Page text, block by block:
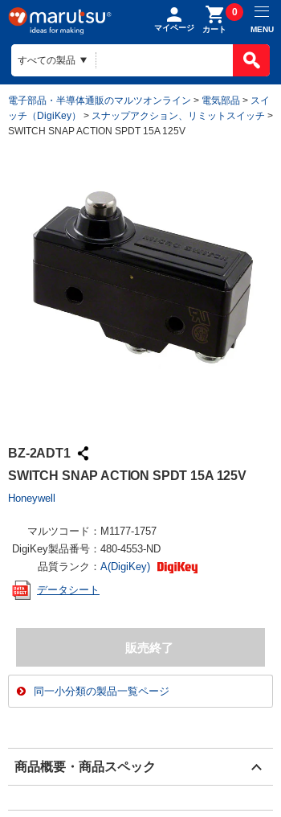
マイページ カート
0
MENU
電子部品・半導体通販のマルツオンライン > 電気部品 > スイ
ッチ（DigiKey）
> スナップアクション、リミットスイッチ >
SWITCH SNAP ACTION SPDT 15A 125V
BZ-2ADT1
SWITCH SNAP ACTION SPDT 15A 125V
Honeywell
マルツコード： M1177-1757
DigiKey製品番号： 480-4553-ND
品質ランク： A(DigiKey)
データシート
同一小分類の製品一覧ページ
商品概要・商品スペック